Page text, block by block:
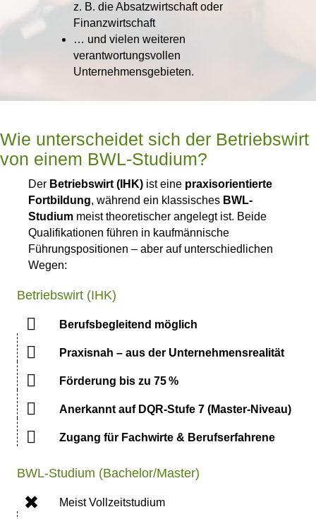
z. B. die Absatzwirtschaft oder
Finanzwirtschaft
… und vielen weiteren
verantwortungsvollen
Unternehmensgebieten.
Wie unterscheidet sich der Betriebswirt
von einem BWL-Studium?
Der Betriebswirt (IHK) ist eine praxisorientierte
Fortbildung, während ein klassisches BWL-
Studium meist theoretischer angelegt ist. Beide
Qualifikationen führen in kaufmännische
Führungspositionen – aber auf unterschiedlichen
Wegen:
Betriebswirt (IHK)
Berufsbegleitend möglich
Praxisnah – aus der Unternehmensrealität
Förderung bis zu 75 %
Anerkannt auf DQR-Stufe 7 (Master-Niveau)
Zugang für Fachwirte & Berufserfahrene
BWL-Studium (Bachelor/Master)
Meist Vollzeitstudium